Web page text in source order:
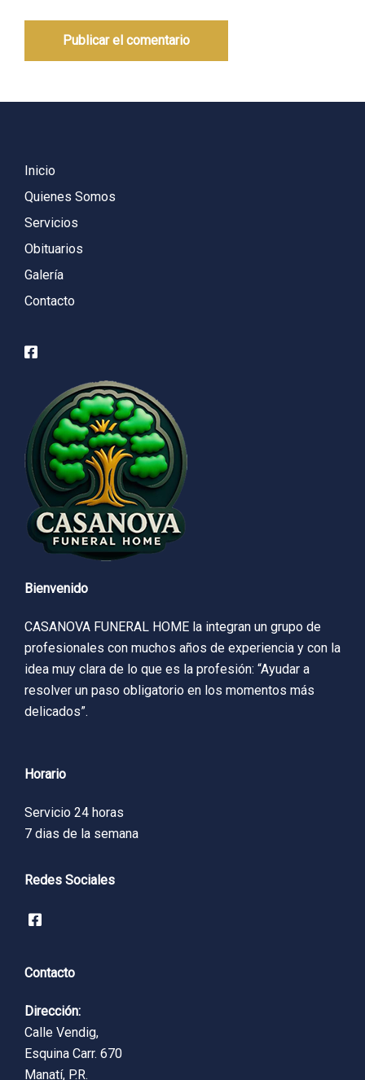
Inicio
Quienes Somos
Servicios
Obituarios
Galería
Contacto
Bienvenido
CASANOVA FUNERAL HOME la integran un grupo de
profesionales con muchos años de experiencia y con la
idea muy clara de lo que es la profesión: “Ayudar a
resolver un paso obligatorio en los momentos más
delicados”.
Horario
Servicio 24 horas
7 dias de la semana
Redes Sociales
Contacto
Dirección:
Calle Vendig,
Esquina Carr. 670
Manatí, P.R.